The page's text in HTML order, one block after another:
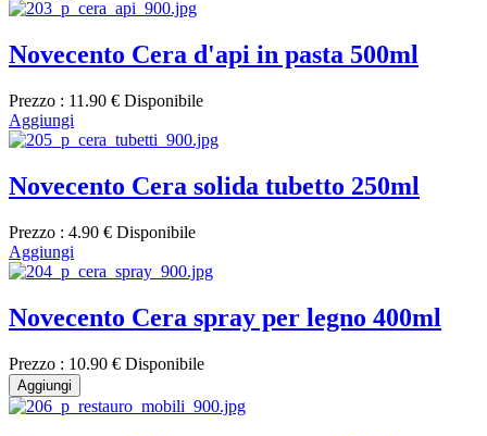
Novecento Cera d'api in pasta 500ml
Prezzo : 11.90 € Disponibile
Aggiungi
Novecento Cera solida tubetto 250ml
Prezzo : 4.90 € Disponibile
Aggiungi
Novecento Cera spray per legno 400ml
Prezzo : 10.90 € Disponibile
Aggiungi